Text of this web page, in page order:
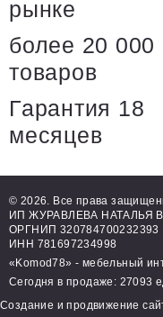
рынке
более 20 000
товаров
Гарантия 18
месяцев
© 2026. Все права
ИП ЖУРАВЛЕВА НАТАЛЬЯ
ОРГНИП 320784700232393
ИНН 781697234998
«Komod78» - мебельный
Сегодня в продаже: 27093
Создание и продвижение